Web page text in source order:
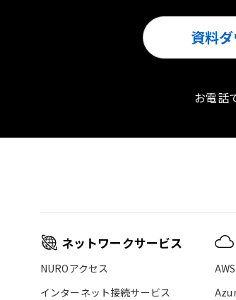
資料
お電話
ネットワークサービス
NUROアクセス
インターネット接続サービス
AWS